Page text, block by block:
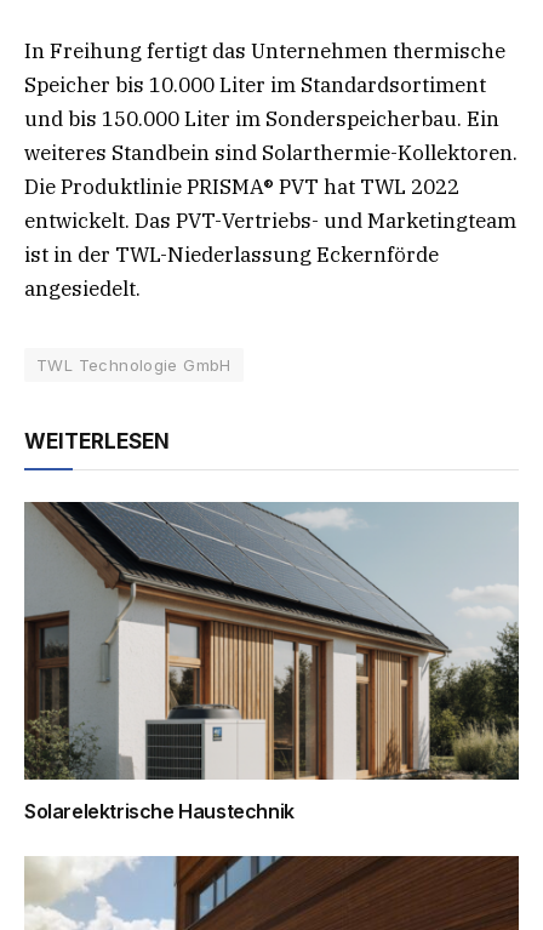
In Freihung fertigt das Unternehmen thermische
Speicher bis 10.000 Liter im Standardsortiment
und bis 150.000 Liter im Sonderspeicherbau. Ein
weiteres Standbein sind Solarthermie-Kollektoren.
Die Produktlinie PRISMA® PVT hat TWL 2022
entwickelt. Das PVT-Vertriebs- und Marketingteam
ist in der TWL-Niederlassung Eckernförde
angesiedelt.
TWL Technologie GmbH
WEITERLESEN
Solarelektrische Haustechnik